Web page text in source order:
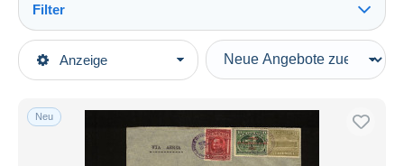
Anzeige
Hauptkategorien
Amerika
Filter
Art der Verkäufe
Laufende Angebote
Auktionen mit Geboten
Auktionen ohne Gebote
Neu